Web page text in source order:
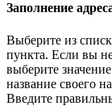
Заполнение
Выберите из
пункта. Если вы
выберите
название своего
Введите